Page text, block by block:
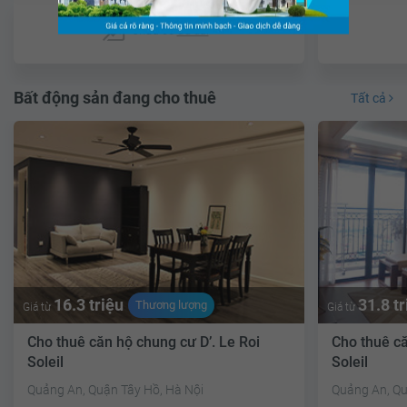
Chưa có ưu đãi
Bất động sản đang cho thuê Tất cả
Giá từ 16.3 triệu Thương lượng
Cho thuê căn hộ chung cư D’. Le Roi
Soleil
Quảng An, Quận Tây Hồ, Hà Nội
Giá từ 31.8
Cho thuê
Soleil
Quảng An,